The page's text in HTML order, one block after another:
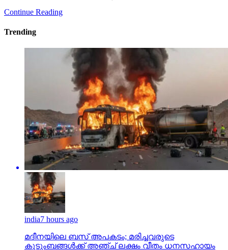
Continue Reading
Trending
india7 hours ago
മദീനയിലെ ബസ് അപകടം; മരിച്ചവരുടെ
കുടുംബങ്ങള്‍ക്ക് അഞ്ച് ലക്ഷം വീതം ധനസഹായം